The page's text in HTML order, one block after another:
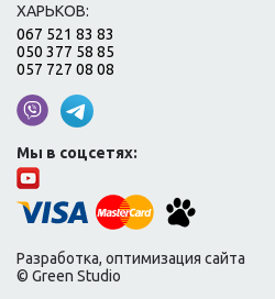
ХАРЬКОВ:
067 521 83 83
050 377 58 85
057 727 08 08
Мы в соцсетях:
Разработка, оптимизация сайта
© Green Studio